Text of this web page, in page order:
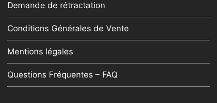
Demande de rétractation
Conditions Générales de Vente
Mentions légales
Questions Fréquentes – FAQ